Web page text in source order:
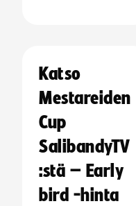
Katso
Mestareiden
Cup
SalibandyTV
:stä – Early
bird -hinta